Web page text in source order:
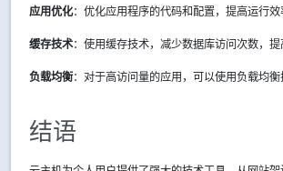
应用优化：优化应用程序的代码和配置，提高运行效
缓存技术：使用缓存技术，减少数据库访问次数，提
负载均衡：对于高访问量的应用，可以使用负载均衡
结语